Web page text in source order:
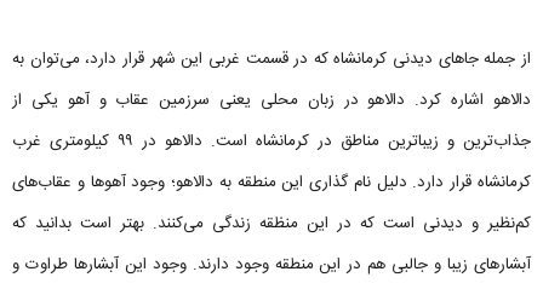
از جمله جاهای دیدنی کرمانشاه که در قسمت غربی این شهر قرار دارد، می‌توان به
دالاهو اشاره کرد. دالاهو در زبان محلی یعنی سرزمین عقاب و آهو یکی از
جذاب‌ترین و زیباترین مناطق در کرمانشاه است. دالاهو در ۹۹ کیلومتری غرب
کرمانشاه قرار دارد. دلیل نام گذاری این منطقه به دالاهو؛ وجود آهوها و عقاب‌های
کم‌نظیر و دیدنی است که در این منظقه زندگی می‌کنند. بهتر است بدانید که
آبشارهای زیبا و جالبی هم در این منطقه وجود دارند. وجود این آبشارها طراوت و